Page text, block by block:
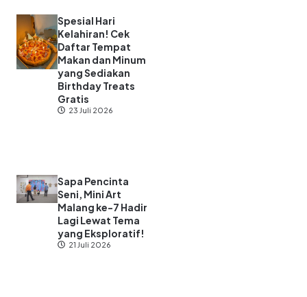
Spesial Hari
Kelahiran! Cek
Daftar Tempat
Makan dan Minum
yang Sediakan
Birthday Treats
Gratis
23 Juli 2026
Sapa Pencinta
Seni, Mini Art
Malang ke-7 Hadir
Lagi Lewat Tema
yang Eksploratif!
21 Juli 2026